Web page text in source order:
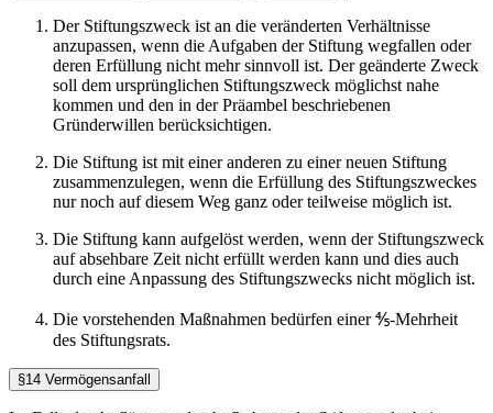
Der Stiftungszweck ist an die veränderten Verhältnisse
anzupassen, wenn die Aufgaben der Stiftung wegfallen oder
deren Erfüllung nicht mehr sinnvoll ist. Der geänderte Zweck
soll dem ursprünglichen Stiftungszweck möglichst nahe
kommen und den in der Präambel beschriebenen
Gründerwillen berücksichtigen.
Die Stiftung ist mit einer anderen zu einer neuen Stiftung
zusammenzulegen, wenn die Erfüllung des Stiftungszweckes
nur noch auf diesem Weg ganz oder teilweise möglich ist.
Die Stiftung kann aufgelöst werden, wenn der Stiftungszweck
auf absehbare Zeit nicht erfüllt werden kann und dies auch
durch eine Anpassung des Stiftungszwecks nicht möglich ist.
Die vorstehenden Maßnahmen bedürfen einer ⅘-Mehrheit
des Stiftungsrats.
§14 Vermögensanfall